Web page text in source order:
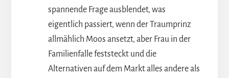
spannende Frage ausblendet, was
eigentlich passiert, wenn der Traumprinz
allmählich Moos ansetzt, aber Frau in der
Familienfalle feststeckt und die
Alternativen auf dem Markt alles andere als